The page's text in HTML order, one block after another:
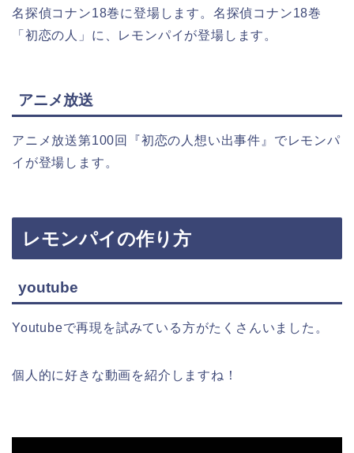
名探偵コナン18巻に登場します。名探偵コナン18巻
「初恋の人」に、レモンパイが登場します。
アニメ放送
アニメ放送第100回『初恋の人想い出事件』でレモンパ
イが登場します。
レモンパイの作り方
youtube
Youtubeで再現を試みている方がたくさんいました。
個人的に好きな動画を紹介しますね！